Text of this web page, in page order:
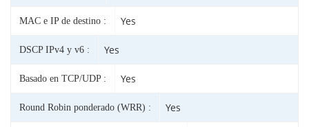
MAC e IP de destino : Yes
DSCP IPv4 y v6 : Yes
Basado en TCP/UDP : Yes
Round Robin ponderado (WRR) : Yes